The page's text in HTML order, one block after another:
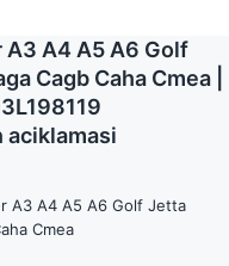
A4 A5 A6 Golf
Cagb Caha Cmea |
aciklamasi
A3 A4 A5 A6 Golf Jetta
Cmea